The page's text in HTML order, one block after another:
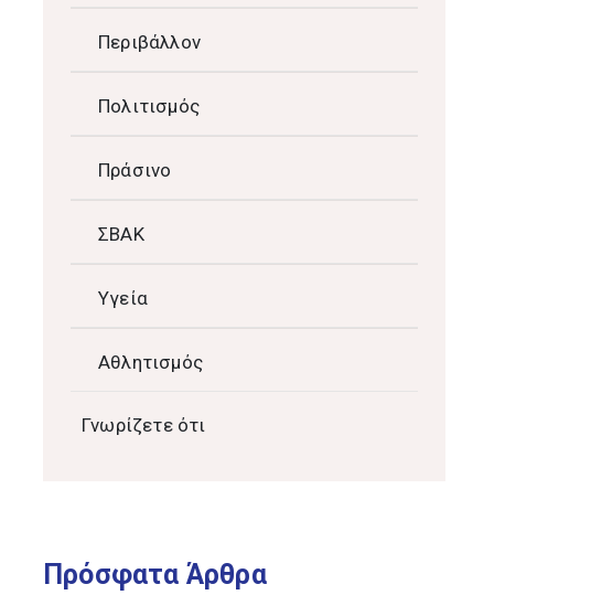
Περιβάλλον
Πολιτισμός
Πράσινο
ΣΒΑΚ
Υγεία
Αθλητισμός
Γνωρίζετε ότι
Πρόσφατα Άρθρα